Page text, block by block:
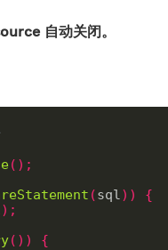
自动关闭。
();
(sql))
{
);
())
{